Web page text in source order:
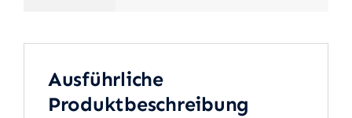
Ausführliche
Produktbeschreibung